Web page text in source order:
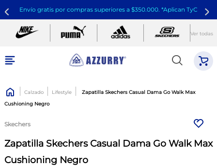
Envío gratis por compras superiores a $350.000. *Aplican TyC
Ver todas
Calzado Lifestyle
Zapatilla Skechers Casual Dama Go Walk Max
Cushioning Negro
Skechers
Zapatilla Skechers Casual Dama Go Walk Max
Cushioning Negro